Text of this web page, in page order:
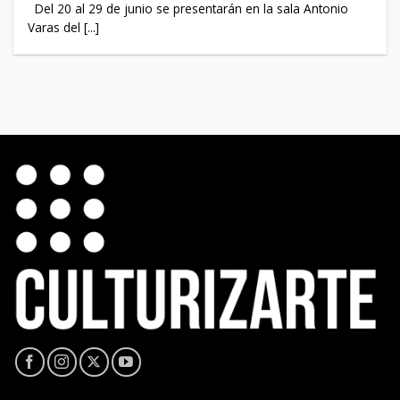
Del 20 al 29 de junio se presentarán en la sala Antonio
Varas del [...]